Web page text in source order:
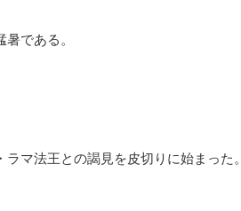
である。
ラマ法王との謁見を皮切りに始まった。